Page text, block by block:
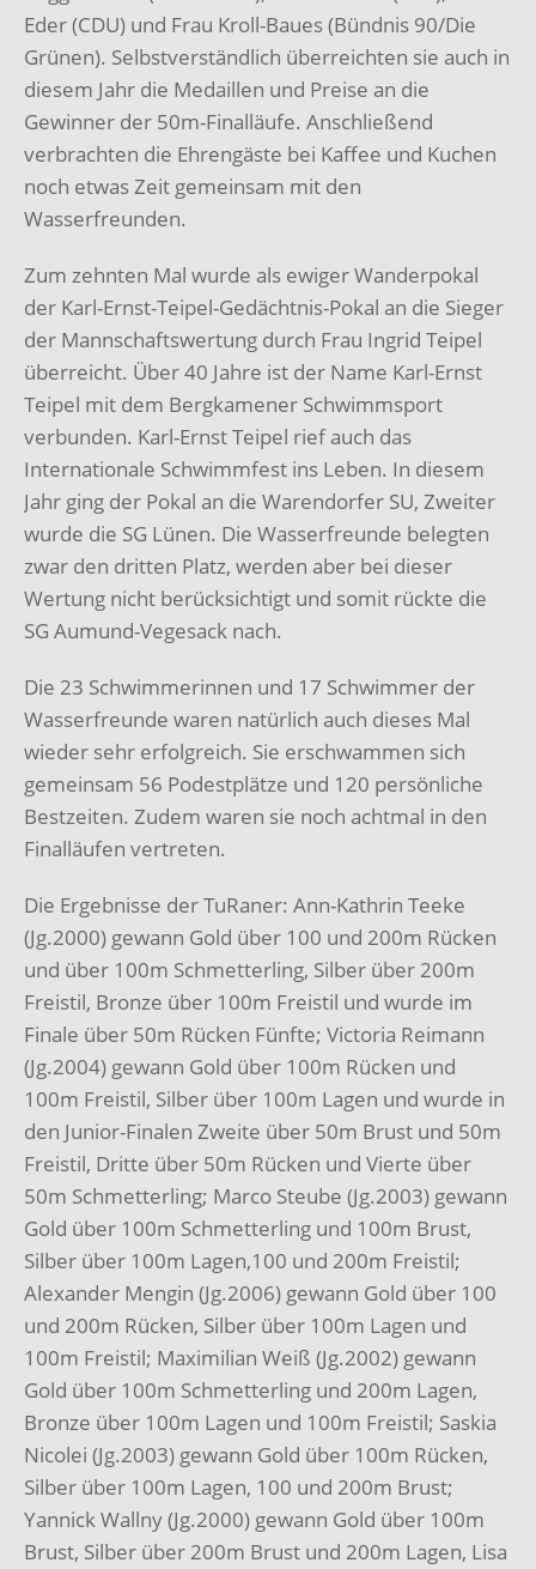
Eder (CDU) und Frau Kroll-Baues (Bündnis 90/Die
Grünen). Selbstverständlich überreichten sie auch in
diesem Jahr die Medaillen und Preise an die
Gewinner der 50m-Finalläufe. Anschließend
verbrachten die Ehrengäste bei Kaffee und Kuchen
noch etwas Zeit gemeinsam mit den
Wasserfreunden.
Zum zehnten Mal wurde als ewiger Wanderpokal
der Karl-Ernst-Teipel-Gedächtnis-Pokal an die Sieger
der Mannschaftswertung durch Frau Ingrid Teipel
überreicht. Über 40 Jahre ist der Name Karl-Ernst
Teipel mit dem Bergkamener Schwimmsport
verbunden. Karl-Ernst Teipel rief auch das
Internationale Schwimmfest ins Leben. In diesem
Jahr ging der Pokal an die Warendorfer SU, Zweiter
wurde die SG Lünen. Die Wasserfreunde belegten
zwar den dritten Platz, werden aber bei dieser
Wertung nicht berücksichtigt und somit rückte die
SG Aumund-Vegesack nach.
Die 23 Schwimmerinnen und 17 Schwimmer der
Wasserfreunde waren natürlich auch dieses Mal
wieder sehr erfolgreich. Sie erschwammen sich
gemeinsam 56 Podestplätze und 120 persönliche
Bestzeiten. Zudem waren sie noch achtmal in den
Finalläufen vertreten.
Die Ergebnisse der TuRaner: Ann-Kathrin Teeke
(Jg.2000) gewann Gold über 100 und 200m Rücken
und über 100m Schmetterling, Silber über 200m
Freistil, Bronze über 100m Freistil und wurde im
Finale über 50m Rücken Fünfte; Victoria Reimann
(Jg.2004) gewann Gold über 100m Rücken und
100m Freistil, Silber über 100m Lagen und wurde in
den Junior-Finalen Zweite über 50m Brust und 50m
Freistil, Dritte über 50m Rücken und Vierte über
50m Schmetterling; Marco Steube (Jg.2003) gewann
Gold über 100m Schmetterling und 100m Brust,
Silber über 100m Lagen,100 und 200m Freistil;
Alexander Mengin (Jg.2006) gewann Gold über 100
und 200m Rücken, Silber über 100m Lagen und
100m Freistil; Maximilian Weiß (Jg.2002) gewann
Gold über 100m Schmetterling und 200m Lagen,
Bronze über 100m Lagen und 100m Freistil; Saskia
Nicolei (Jg.2003) gewann Gold über 100m Rücken,
Silber über 100m Lagen, 100 und 200m Brust;
Yannick Wallny (Jg.2000) gewann Gold über 100m
Brust, Silber über 200m Brust und 200m Lagen, Lisa